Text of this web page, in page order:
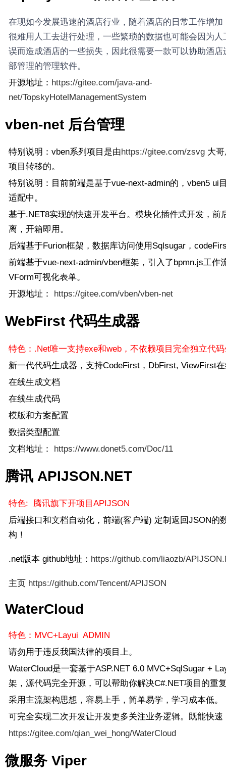
在现如今发展迅速的酒店行业，随着酒店的日常工作增加
很难用人工去进行处理，一些繁琐的数据也可能会因为人
误而造成酒店的一些损失，因此很需要一款可以协助酒店
部管理的管理软件。
开源地址： https://gitee.com/java-and-
net/TopskyHotelManagementSystem
vben-net 后台管理
特别说明：vben系列项目是由https://gitee.com/zsvg大哥
项目转移的。
特别说明：目前前端是基于vue-next-admin的，vben5 ui
适配中。
基于.NET8实现的快速开发平台。模块化插件式开发，前
离，开箱即用。
后端基于Furion框架，数据库访问使用Sqlsugar，
前端基于vue-next-admin/vben框架，引入了bpmn.js工作
VForm可视化表单。
开源地址：
https://gitee.com/vben/vben-net
WebFirst 代码生成器
特色：.Net唯一支持exe和web，不依赖项目完全独立代
新一代代码生成器，支持CodeFirst，DbFirst, ViewFirst
在线生成文档
在线生成代码
模版和方案配置
数据类型配置
文档地址： https://www.donet5.com/Doc/11
腾讯 APIJSON.NET
特色: 腾讯旗下开项目APIJSON
后端接口和文档自动化，前端(客户端) 定制返回JSON的
构！
.net版本 github地址： https://github.com/liaozb/
主页 https://github.com/Tencent/APIJSON
WaterCloud
特色：MVC+Layui ADMIN
请勿用于违反我国法律的项目上。
WaterCloud是一套基于ASP.NET 6.0 MVC+SqlSugar +
架，源代码完全开源，可以帮助你解决C#.NET项目的重
采用主流架构思想，容易上手，简单易学，学习成本低。
可完全实现二次开发让开发更多关注业务逻辑。既能快速
https://gitee.com/qian_wei_hong/WaterCloud
微服务 Viper